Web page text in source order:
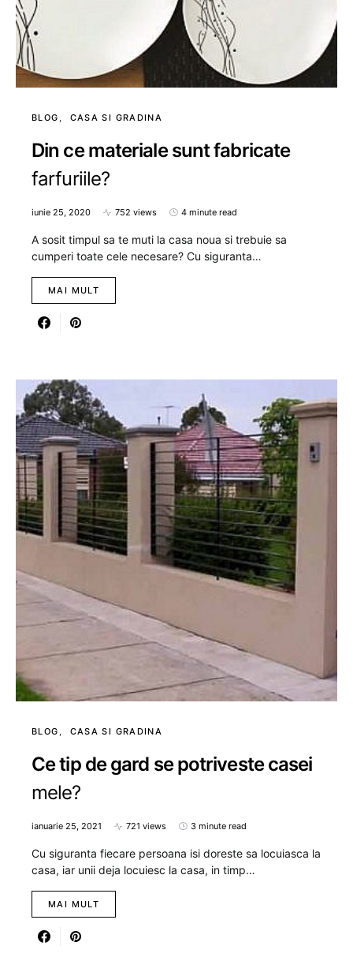
BLOG CASA SI GRADINA
Din ce materiale sunt fabricate
farfuriile?
iunie 25, 2020 752 views 4 minute read
A sosit timpul sa te muti la casa noua si trebuie sa
cumperi toate cele necesare? Cu siguranta…
MAI MULT
BLOG CASA SI GRADINA
Ce tip de gard se potriveste casei
mele?
ianuarie 25, 2021 721 views 3 minute read
Cu siguranta fiecare persoana isi doreste sa locuiasca la
casa, iar unii deja locuiesc la casa, in timp…
MAI MULT